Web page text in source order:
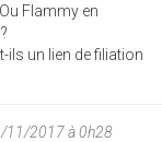
Flammy en
ils un lien de filiation
11/2017 à 0h28